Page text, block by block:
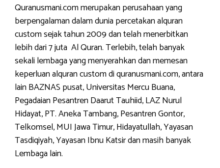
Quranusmani.com merupakan perusahaan yang
berpengalaman dalam dunia percetakan alquran
custom sejak tahun 2009 dan telah menerbitkan
lebih dari 7 juta Al Quran. Terlebih, telah banyak
sekali lembaga yang menyerahkan dan memesan
keperluan alquran custom di quranusmani.com, antara
lain BAZNAS pusat, Universitas Mercu Buana,
Pegadaian Pesantren Daarut Tauhiid, LAZ Nurul
Hidayat, PT. Aneka Tambang, Pesantren Gontor,
Telkomsel, MUI Jawa Timur, Hidayatullah, Yayasan
Tasdiqiyah, Yayasan Ibnu Katsir dan masih banyak
Lembaga lain.